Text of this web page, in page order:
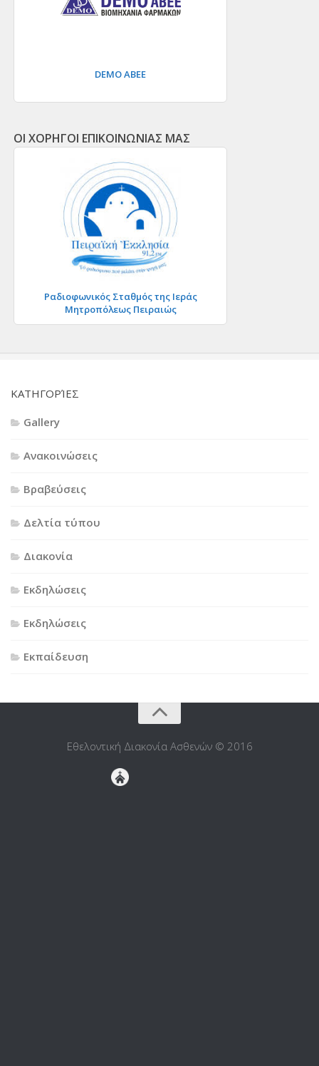
DEMO ΑΒΕΕ
ΟΙ ΧΟΡΗΓΟΙ ΕΠΙΚΟΙΝΩΝΙΑΣ ΜΑΣ
Ραδιοφωνικός Σταθμός της Ιεράς
Μητροπόλεως Πειραιώς
KΑΤΗΓΟΡΊΕΣ
Gallery
Ανακοινώσεις
Βραβεύσεις
Δελτία τύπου
Διακονία
Εκδηλώσεις
Εκδηλώσεις
Εκπαίδευση
Εθελοντική Διακονία Ασθενών © 2016